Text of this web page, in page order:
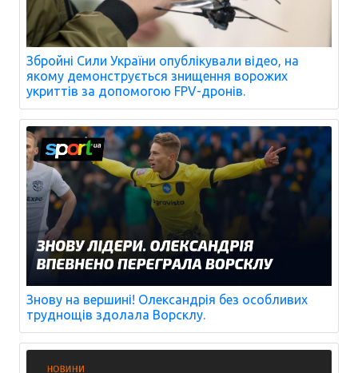
Збройні Сили України опублікували відео, на
якому демонструється знищення ворожих
укриттів за допомогою FPV-дронів.
Знову на вершині! Олександрія без особливих
труднощів здолала Ворсклу.